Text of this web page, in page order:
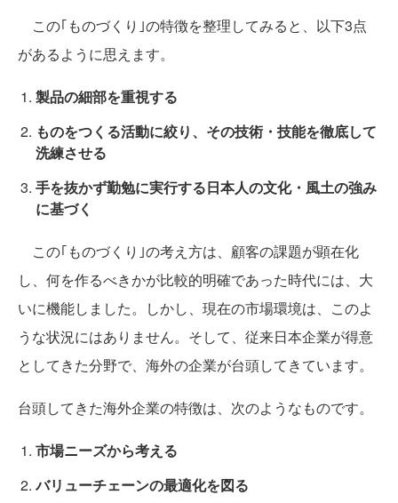
この｢ものづくり｣の特徴を整理してみると、以下3点
があるように思えます。
製品の細部を重視する
ものをつくる活動に絞り、その技術・技能を徹底して
洗練させる
手を抜かず勤勉に実行する日本人の文化・風土の強み
に基づく
この｢ものづくり｣の考え方は、顧客の課題が顕在化
し、何を作るべきかが比較的明確であった時代には、大
いに機能しました。しかし、現在の市場環境は、このよ
うな状況にはありません。そして、従来日本企業が得意
としてきた分野で、海外の企業が台頭してきています。
台頭してきた海外企業の特徴は、次のようなものです。
市場ニーズから考える
バリューチェーンの最適化を図る